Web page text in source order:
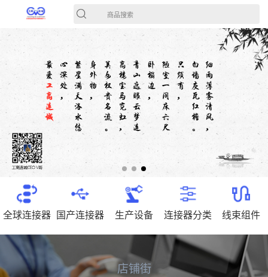
商品搜索
全球连接器 国产连接器 生产设备 连接器分类 线束组件
店铺街